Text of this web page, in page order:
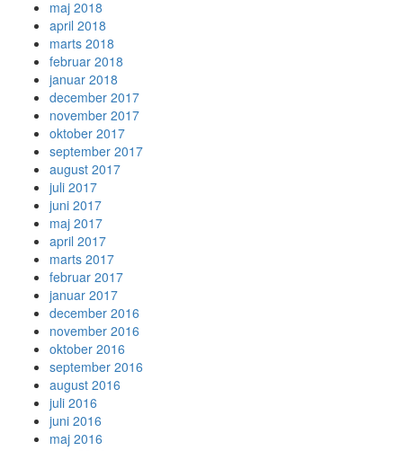
maj 2018
april 2018
marts 2018
februar 2018
januar 2018
december 2017
november 2017
oktober 2017
september 2017
august 2017
juli 2017
juni 2017
maj 2017
april 2017
marts 2017
februar 2017
januar 2017
december 2016
november 2016
oktober 2016
september 2016
august 2016
juli 2016
juni 2016
maj 2016